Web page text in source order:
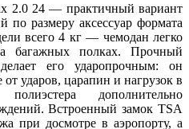
2.0 24 — практичный вариант
по размеру аксессуар формата
всего 4 кг — чемодан легко
багажных полках. Прочный
его ударопрочным: он
ударов, царапин и нагрузок в
дополнительно
Встроенный замок TSA
при досмотре в аэропорту, а